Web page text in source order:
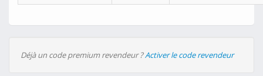
Déjà un code premium revendeur ?Activer le code revendeur